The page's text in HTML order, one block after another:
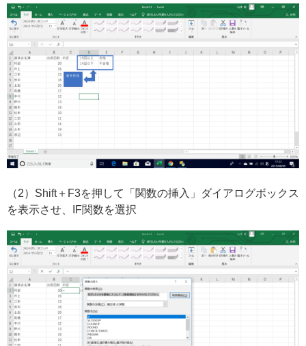
（2）Shift＋F3を押して「関数の挿入」ダイアログボックス
を表示させ、IF関数を選択